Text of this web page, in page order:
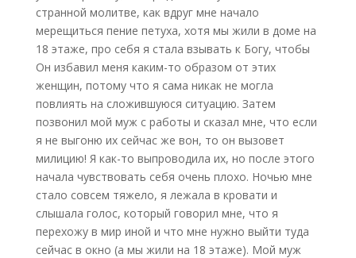
странной молитве, как вдруг мне начало
мерещиться пение петуха, хотя мы жили в доме на
18 этаже, про себя я стала взывать к Богу, чтобы
Он избавил меня каким-то образом от этих
женщин, потому что я сама никак не могла
повлиять на сложившуюся ситуацию. Затем
позвонил мой муж с работы и сказал мне, что если
я не выгоню их сейчас же вон, то он вызовет
милицию! Я как-то выпроводила их, но после этого
начала чувствовать себя очень плохо. Ночью мне
стало совсем тяжело, я лежала в кровати и
слышала голос, который говорил мне, что я
перехожу в мир иной и что мне нужно выйти туда
сейчас в окно (а мы жили на 18 этаже). Мой муж